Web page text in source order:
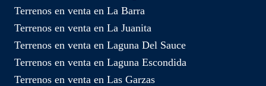
Terrenos en venta en La Barra
Terrenos en venta en La Juanita
Terrenos en venta en Laguna Del Sauce
Terrenos en venta en Laguna Escondida
Terrenos en venta en Las Garzas